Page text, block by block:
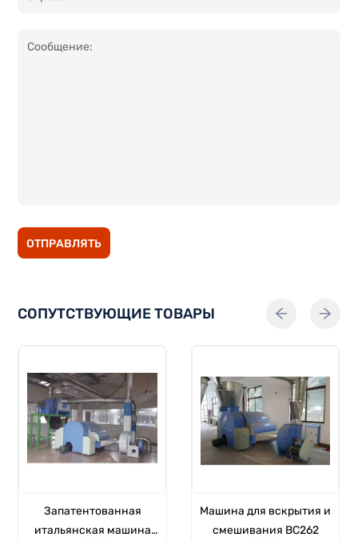
ОТПРАВЛЯТЬ
СОПУТСТВУЮЩИЕ ТОВАРЫ
Запатентованная
итальянская машина
Машина для вскрытия и
смешивания BC262